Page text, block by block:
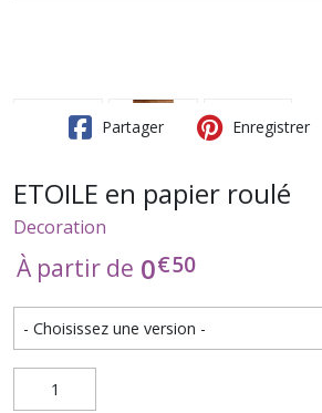
Partager Enregistrer
ETOILE en papier roulé
Decoration
À partir de 0€50